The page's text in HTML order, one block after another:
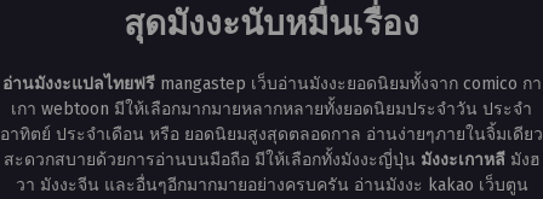
สุดมังงะนับหมื่นเรื่อง
อ่านมังงะแปลไทยฟรีmangastep เว็บอ่านมังงะยอดนิยมทั้งจาก comico กา
เกา webtoon มีให้เลือกมากมายหลากหลายทั้งยอดนิยมประจำวัน ประจำ
อาทิตย์ ประจำเดือน หรือ ยอดนิยมสูงสุดตลอดกาล อ่านง่ายๆภายในจิ้มเดียว
สะดวกสบายด้วยการอ่านบนมือถือ มีให้เลือกทั้งมังงะญี่ปุ่น มังงะเกาหลีมังฮ
วา มังงะจีน และอื่นๆอีกมากมายอย่างครบครัน อ่านมังงะ kakao เว็บตูน